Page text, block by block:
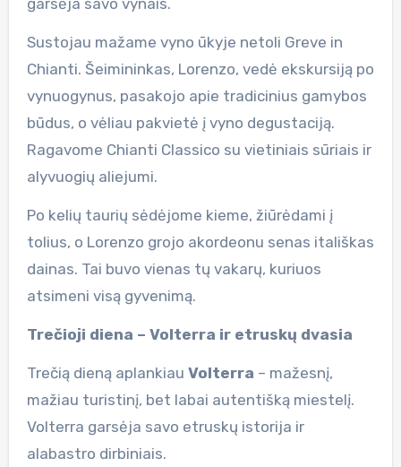
garsėja savo vynais.
Sustojau mažame vyno ūkyje netoli Greve in
Chianti. Šeimininkas, Lorenzo, vedė ekskursiją po
vynuogynus, pasakojo apie tradicinius gamybos
būdus, o vėliau pakvietė į vyno degustaciją.
Ragavome Chianti Classico su vietiniais sūriais ir
alyvuogių aliejumi.
Po kelių taurių sėdėjome kieme, žiūrėdami į
tolius, o Lorenzo grojo akordeonu senas itališkas
dainas. Tai buvo vienas tų vakarų, kuriuos
atsimeni visą gyvenimą.
Trečioji diena – Volterra ir etruskų dvasia
Trečią dieną aplankiau Volterra – mažesnį,
mažiau turistinį, bet labai autentišką miestelį.
Volterra garsėja savo etruskų istorija ir
alabastro dirbiniais.